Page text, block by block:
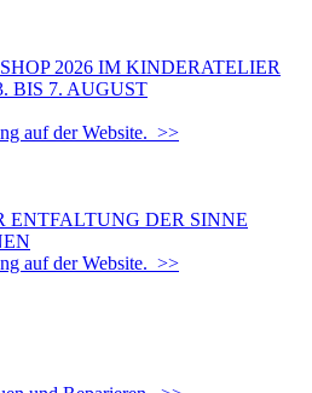
2026 IM KINDERATELIER
BIS 7. AUGUST
auf der Website. >>
ENTFALTUNG DER SINNE
auf der Website. >>